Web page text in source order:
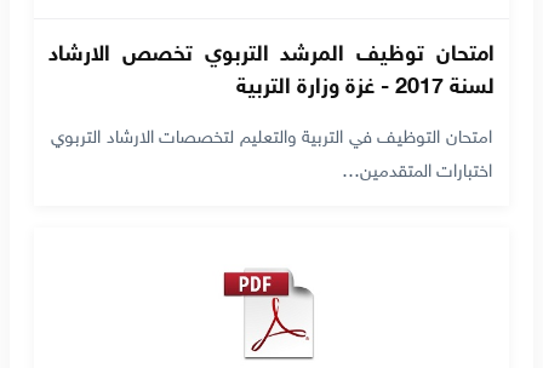
امتحان توظيف المرشد التربوي تخصص الارشاد
لسنة 2017 - غزة وزارة التربية
امتحان التوظيف في التربية والتعليم لتخصصات الارشاد التربوي
اختبارات المتقدمين…